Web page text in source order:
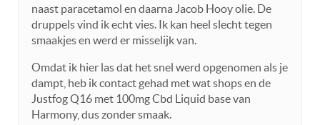
naast paracetamol en daarna Jacob Hooy olie. De
druppels vind ik echt vies. Ik kan heel slecht tegen
smaakjes en werd er misselijk van.
Omdat ik hier las dat het snel werd opgenomen als je
dampt, heb ik contact gehad met wat shops en de
Justfog Q16 met 100mg Cbd Liquid base van
Harmony, dus zonder smaak.